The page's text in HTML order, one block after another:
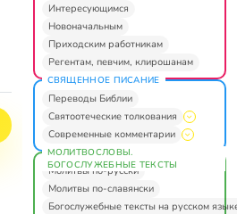
Интересующимся
Новоначальным
Приходским работникам
Регентам, певчим, клирошанам
СВЯЩЕННОЕ ПИСАНИЕ
Переводы Библии
Святоотеческие толкования
Современные комментарии
МОЛИТВОСЛОВЫ.
БОГОСЛУЖЕБНЫЕ ТЕКСТЫ
Молитвы по-русски
Молитвы по-славянски
Богослужебные тексты на русском